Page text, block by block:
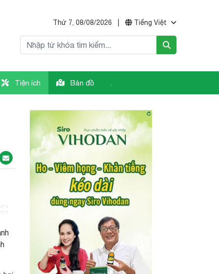
Thứ 7, 08/08/2026 Tiếng Việt
Tiện ích Bản đồ .